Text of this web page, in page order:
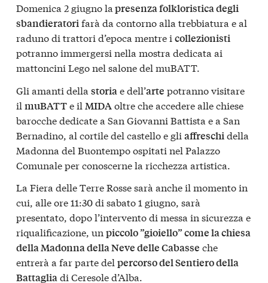
Domenica 2 giugno la presenza folkloristica degli
sbandieratorifarà da contorno alla trebbiatura e al
raduno di trattori d’epoca mentre i collezionisti
potranno immergersi nella mostra dedicata ai
mattoncini Lego nel salone del muBATT.
Gli amanti della storiae dell’arte potranno visitare
il muBATTe il MIDAoltre che accedere alle chiese
barocche dedicate a San Giovanni Battista e a San
Bernadino, al cortile del castello e gli affreschidella
Madonna del Buontempo ospitati nel Palazzo
Comunale per conoscerne la ricchezza artistica.
La Fiera delle Terre Rosse sarà anche il momento in
cui, alle ore 11:30 di sabato 1 giugno, sarà
presentato, dopo l’intervento di messa in sicurezza e
riqualificazione, un piccolo ”gioiello” come la chiesa
della Madonna della Neve delle Cabasse che
entrerà a far parte del percorso del Sentiero della
Battagliadi Ceresole d’Alba.